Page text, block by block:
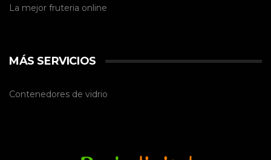
La mejor fruteria online
MÁS SERVICIOS
Contenedores de vidrio